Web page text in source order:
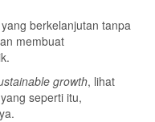
berkelanjutan tanpa
membuat
growth, lihat
seperti itu,